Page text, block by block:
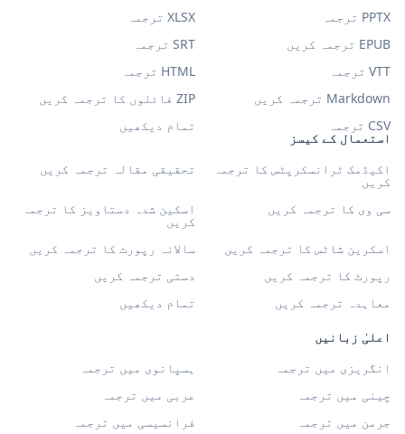
استعمال کے کیسز
اکیڈمک ٹرانسکرپٹس کا ترجمہ
کریں
تحقیقی مقالہ ترجمہ کریں
سی وی کا ترجمہ کریں اسکین شدہ دستاویز کا ترجمہ
کریں
اسکرین شاٹس کا ترجمہ کریں
سالانہ رپورٹ کا ترجمہ کریں
رپورٹ کا ترجمہ کریں
دستی ترجمہ کریں
معاہدہ ترجمہ کریں
تمام دیکھیں
اعلیٰ زبانیں
انگریزی میں ترجمہ
ہسپانوی میں ترجمہ
چینی میں ترجمہ
عربی میں ترجمہ
جرمن میں ترجمہ
فرانسیسی میں ترجمہ
PPTX ترجمہ
XLSX ترجمہ
EPUB ترجمہ کریں
SRT ترجمہ
VTT ترجمہ
HTML ترجمہ
Markdown ترجمہ کریں
ZIP فائلوں کا ترجمہ کریں
CSV ترجمہ
تمام دیکھیں